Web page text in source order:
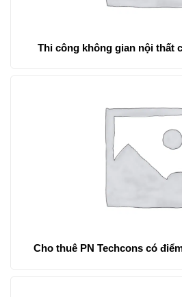
Thi công không gian nội thất
Cho thuê PN Techcons có